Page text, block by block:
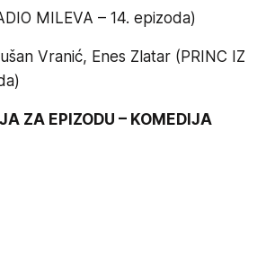
MILEVA – 14. epizoda)
Vranić, Enes Zlatar (PRINC IZ
ZA EPIZODU – KOMEDIJA